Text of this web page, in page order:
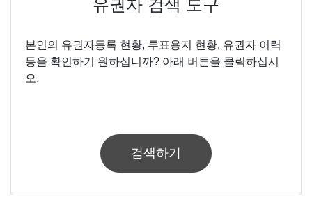
유권자 검색 도구
본인의 유권자등록 현황, 투표용지 현황, 유권자 이력
등을 확인하기 원하십니까? 아래 버튼을 클릭하십시
오.
검색하기